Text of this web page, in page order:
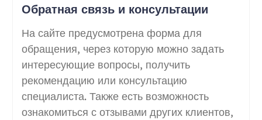
Обратная связь и консультации
На сайте предусмотрена форма для
обращения, через которую можно задать
интересующие вопросы, получить
рекомендацию или консультацию
специалиста. Также есть возможность
ознакомиться с отзывами других клиентов,